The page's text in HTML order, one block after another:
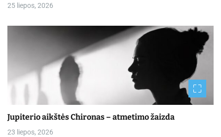
25 liepos, 2026
Jupiterio aikštės Chironas – atmetimo žaizda
23 liepos, 2026